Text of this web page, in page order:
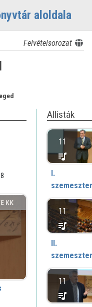
aloldala
Felvételsorozat
8
KK
Allisták
11
I.
szemeszter
11
II.
szemeszter
11